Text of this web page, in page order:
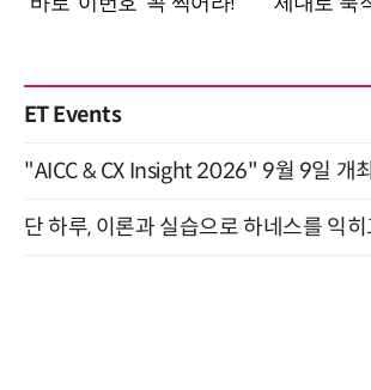
ET Events
"AICC & CX Insight 2026" 9월 9일 개최